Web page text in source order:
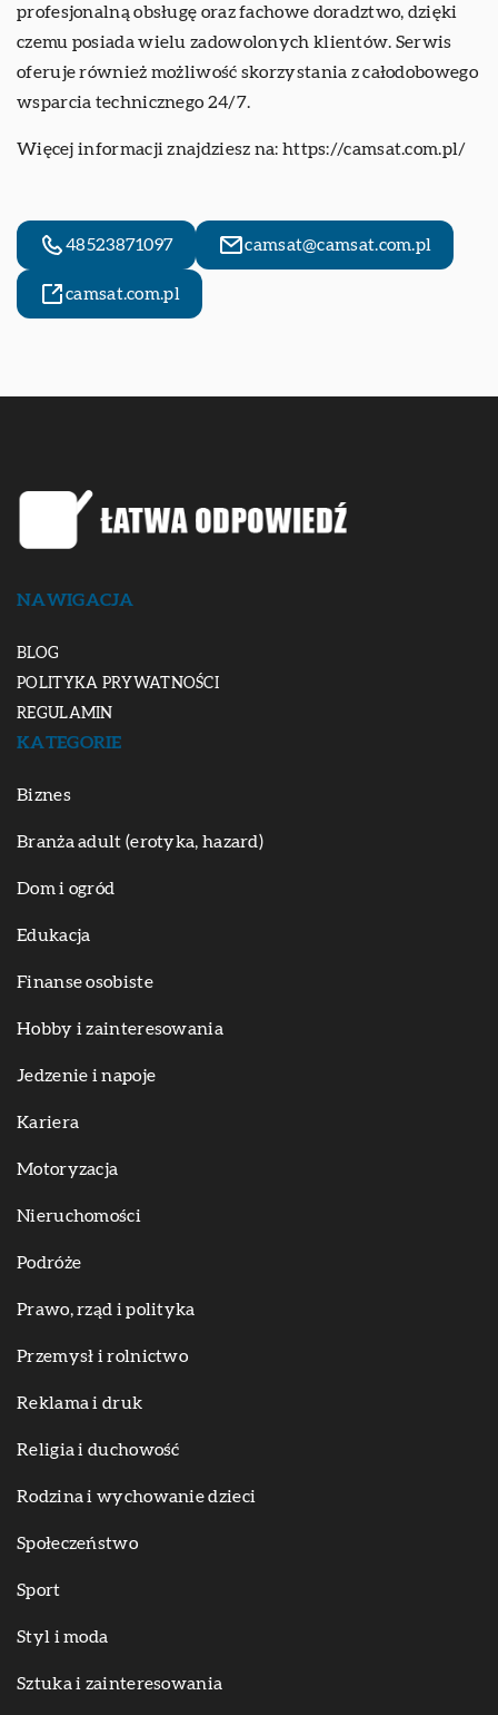
profesjonalną obsługę oraz fachowe doradztwo, dzięki
czemu posiada wielu zadowolonych klientów. Serwis
oferuje również możliwość skorzystania z całodobowego
wsparcia technicznego 24/7.
Więcej informacji znajdziesz na: https://camsat.com.pl/
48523871097 camsat@camsat.com.pl
camsat.com.pl
NAWIGACJA
BLOG
POLITYKA PRYWATNOŚCI
REGULAMIN
KATEGORIE
Biznes
Branża adult (erotyka, hazard)
Dom i ogród
Edukacja
Finanse osobiste
Hobby i zainteresowania
Jedzenie i napoje
Kariera
Motoryzacja
Nieruchomości
Podróże
Prawo, rząd i polityka
Przemysł i rolnictwo
Reklama i druk
Religia i duchowość
Rodzina i wychowanie dzieci
Społeczeństwo
Sport
Styl i moda
Sztuka i zainteresowania